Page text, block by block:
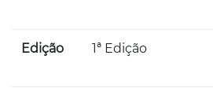
Edição 1ª Edição